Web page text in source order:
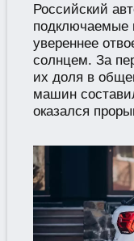
Российский
подключаемые
увереннее
солнцем. За
их доля в
машин
оказался